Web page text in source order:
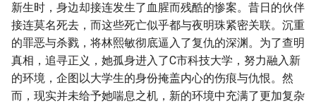
新生时，身边却接连发生了血腥而残酷的惨案。昔日的伙伴
接连莫名死去，而这些死亡似乎都与夜明珠紧密关联。沉重
的罪恶与杀戮，将林熙敏彻底逼入了复仇的深渊。为了查明
真相，追寻正义，她孤身进入了C市科技大学，努力融入新
的环境，企图以大学生的身份掩盖内心的伤痕与仇恨。然
而，现实并未给予她喘息之机，新的环境中充满了更加复杂